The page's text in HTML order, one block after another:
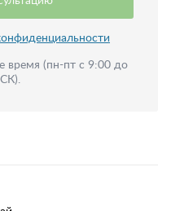
время (пн-пт с 9:00 до